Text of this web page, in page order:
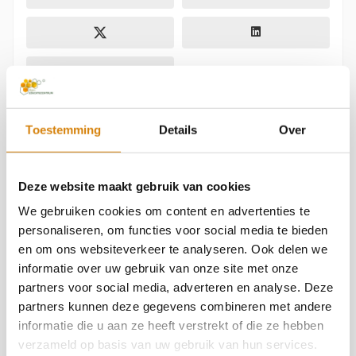
Toestemming Details Over
Deze website maakt gebruik van cookies
We gebruiken cookies om content en advertenties te
personaliseren, om functies voor social media te bieden
en om ons websiteverkeer te analyseren. Ook delen we
informatie over uw gebruik van onze site met onze
partners voor social media, adverteren en analyse. Deze
partners kunnen deze gegevens combineren met andere
informatie die u aan ze heeft verstrekt of die ze hebben
verzameld op basis van uw gebruik van hun services.
Over Jaap MolenaarJaap Molenaar is directeur en
Educatiecentrum in Vorden en al meer dan 15 jaar
actief betrokken bij de bescherming van wilde
bijen, hommels en biodiversiteit in Nederland.
Vanuit zijn rol binnen de Bijenstichting zet hij zich
dagelijks in voor natuureducatie,
biodiversiteitsherstel en het vergroten van
bewustwording rondom bestuivers en hun